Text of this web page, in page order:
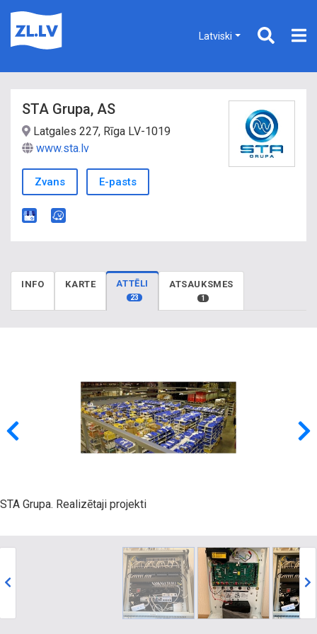
Latviski
STA Grupa, AS
Latgales 227, Rīga LV-1019
www.sta.lv
Zvans E-pasts
INFO KARTE ATTĒLI
23
ATSAUKSMES
1
STA Grupa. Realizētaji projekti